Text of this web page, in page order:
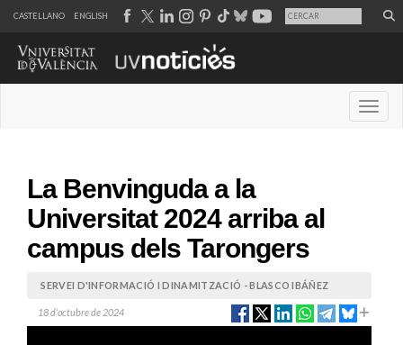
CASTELLANO ENGLISH
La Benvinguda a la
Universitat 2024 arriba al
campus dels Tarongers
SERVEI D'INFORMACIÓ I DINAMITZACIÓ - BLASCO IBÁÑEZ
18 d’octubre de 2024